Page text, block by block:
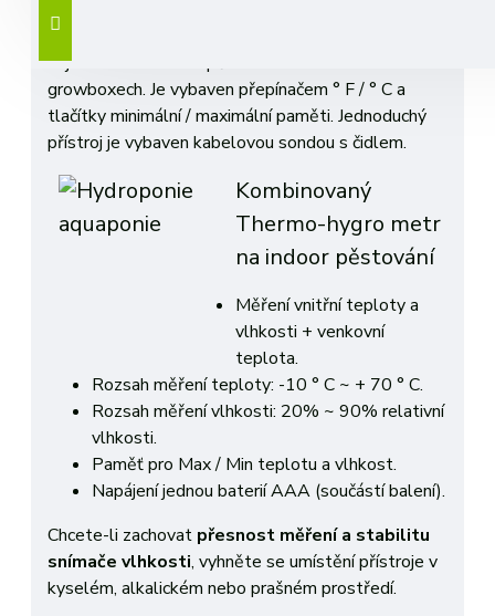
Kontrolujte pohodlně teplotu a relativní vlhkost
nejen ve sklenících a pěstebních místnostech nebo
growboxech. Je vybaven přepínačem ° F / ° C a
tlačítky minimální / maximální paměti. Jednoduchý
přístroj je vybaven kabelovou sondou s čidlem.
Kombinovaný
Thermo-hygro metr
na indoor pěstování
Měření vnitřní teploty a
vlhkosti + venkovní
teplota.
Rozsah měření teploty: -10 ° C ~ + 70 ° C.
Rozsah měření vlhkosti: 20% ~ 90% relativní
vlhkosti.
Paměť pro Max / Min teplotu a vlhkost.
Napájení jednou baterií AAA (součástí balení).
Chcete-li zachovat přesnost měření a stabilitu
snímače vlhkosti, vyhněte se umístění přístroje v
kyselém, alkalickém nebo prašném prostředí.